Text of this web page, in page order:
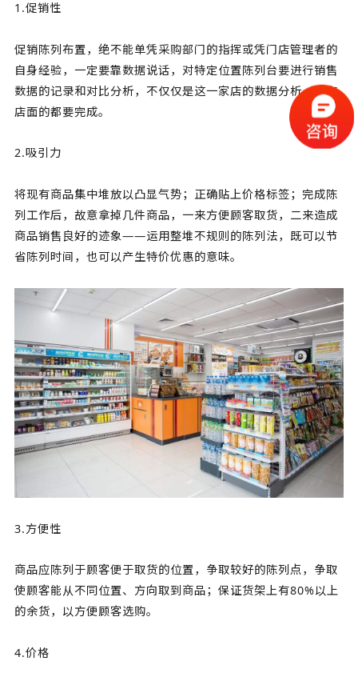
1.促销性
促销陈列布置，绝不能单凭采购部门的指挥或凭门店管理者的
自身经验，一定要靠数据说话，对特定位置陈列台要进行销售
数据的记录和对比分析，不仅仅是这一家店的数据分析，所有
店面的都要完成。
2.吸引力
将现有商品集中堆放以凸显气势；正确贴上价格标签；完成陈
列工作后，故意拿掉几件商品，一来方便顾客取货，二来造成
商品销售良好的迹象——运用整堆不规则的陈列法，既可以节
省陈列时间，也可以产生特价优惠的意味。
3.方便性
商品应陈列于顾客便于取货的位置，争取较好的陈列点，争取
使顾客能从不同位置、方向取到商品；保证货架上有80%以上
的余货，以方便顾客选购。
4.价格